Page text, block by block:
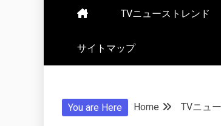
TVニューストレンド
サイトマップ
You are Here Home TVニュ